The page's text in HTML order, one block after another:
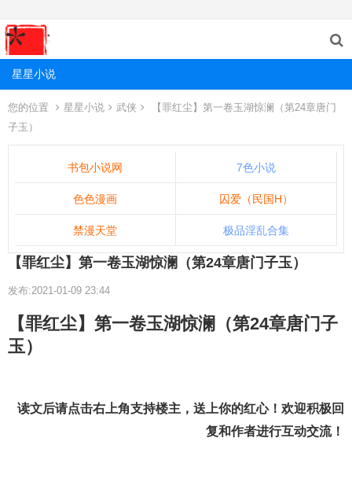
星星小说
您的位置 星星小说 武侠
【罪红尘】第一卷玉湖惊澜（第24章唐门
子玉）
书包小说网 7色小说
色色漫画 囚爱（民国H）
禁漫天堂 极品淫乱合集
【罪红尘】第一卷玉湖惊澜（第24章唐门子玉）
发布:2021-01-09 23:44
【罪红尘】第一卷玉湖惊澜（第24章唐门子
玉）
读文后请点击右上角支持楼主，送上你的红心！欢迎积极回
复和作者进行互动交流！